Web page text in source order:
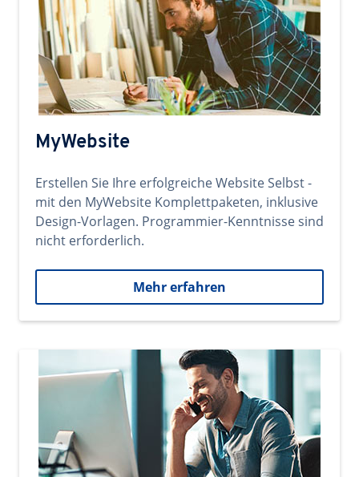
MyWebsite
Erstellen Sie Ihre erfolgreiche Website Selbst -
mit den MyWebsite Komplettpaketen, inklusive
Design-Vorlagen. Programmier-Kenntnisse sind
nicht erforderlich.
Mehr erfahren